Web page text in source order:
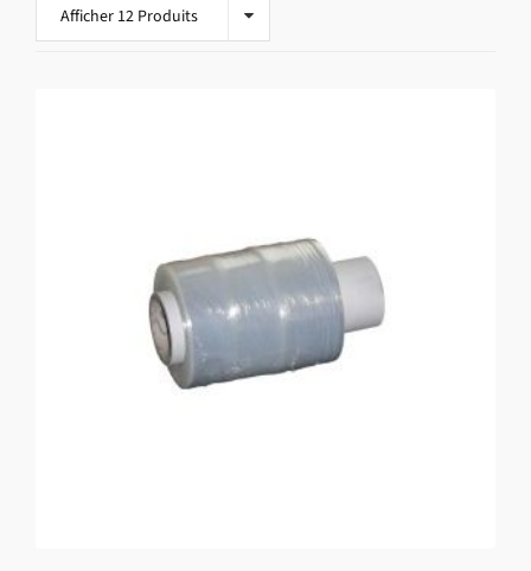
Afficher 12 Produits